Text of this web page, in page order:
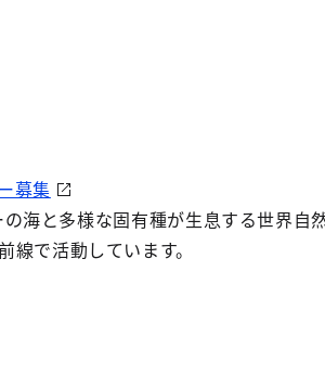
募集
海と多様な固有種が生息する世界自
で活動しています。